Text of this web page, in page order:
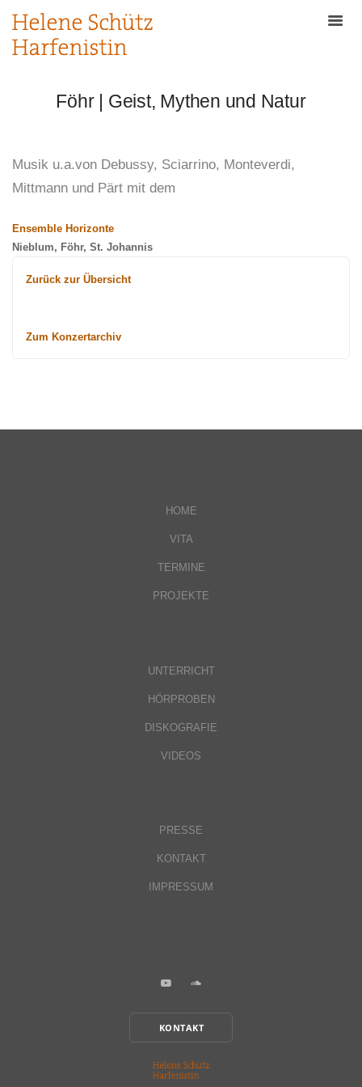
Föhr | Geist, Mythen und Natur
Musik u.a.von Debussy, Sciarrino, Monteverdi,
Mittmann und Pärt mit dem
Ensemble Horizonte
Nieblum, Föhr, St. Johannis
Zurück zur Übersicht
Zum Konzertarchiv
HOME
VITA
TERMINE
PROJEKTE
UNTERRICHT
HÖRPROBEN
DISKOGRAFIE
VIDEOS
PRESSE
KONTAKT
IMPRESSUM
KONTAKT